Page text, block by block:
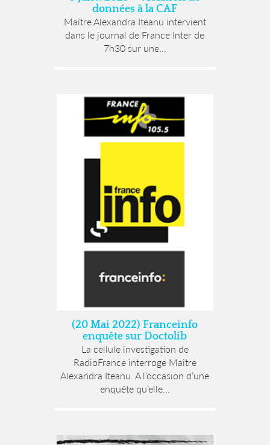
données à la CAF
Maître Alexandra Iteanu intervient
dans le journal de France Inter de
7h30 sur une...
(20 Mai 2022) Franceinfo
enquête sur Doctolib
La cellule investigation de
RadioFrance interroge Maître
Alexandra Iteanu. A l’occasion d’une
enquête qu’elle...